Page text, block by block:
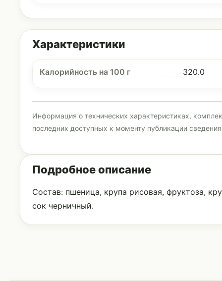
Характеристики
Калорийность на 100 г 320.0
Информация о технических характеристиках,
последних доступных к моменту публикации
Подробное описание
Состав: пшеница, крупа рисовая, фруктоза,
сок черничный.